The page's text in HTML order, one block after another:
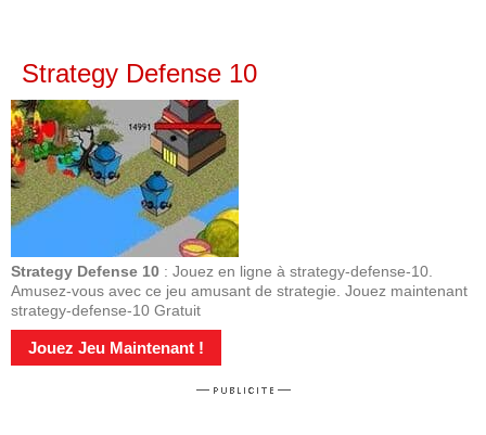
Strategy Defense 10
Strategy Defense 10 : Jouez en ligne à strategy-defense-10.
Amusez-vous avec ce jeu amusant de strategie. Jouez maintenant
strategy-defense-10 Gratuit
Jouez Jeu Maintenant !